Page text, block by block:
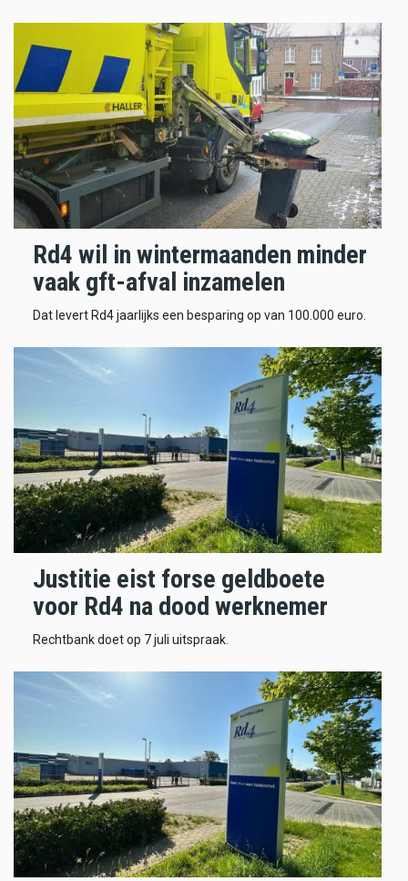
Rd4 wil in wintermaanden minder
vaak gft-afval inzamelen
Dat levert Rd4 jaarlijks een besparing op van 100.000 euro.
Justitie eist forse geldboete
voor Rd4 na dood werknemer
Rechtbank doet op 7 juli uitspraak.